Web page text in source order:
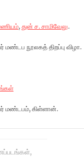
,துன் ச. சாமிவேலு.
மண்டப நூலகத் திறப்பு விழா.
மண்டபம், கிள்ளான்.
,